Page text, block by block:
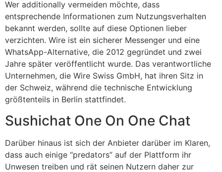
Wer additionally vermeiden möchte, dass
entsprechende Informationen zum Nutzungsverhalten
bekannt werden, sollte auf diese Optionen lieber
verzichten. Wire ist ein sicherer Messenger und eine
WhatsApp-Alternative, die 2012 gegründet und zwei
Jahre später veröffentlicht wurde. Das verantwortliche
Unternehmen, die Wire Swiss GmbH, hat ihren Sitz in
der Schweiz, während die technische Entwicklung
größtenteils in Berlin stattfindet.
Sushichat One On One Chat
Darüber hinaus ist sich der Anbieter darüber im Klaren,
dass auch einige “predators” auf der Plattform ihr
Unwesen treiben und rät seinen Nutzern daher zur